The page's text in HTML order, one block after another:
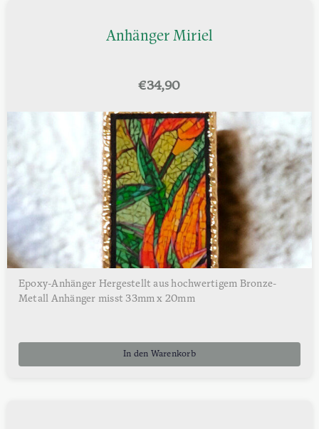
Anhänger Miriel
€34,90
Epoxy-Anhänger Hergestellt aus hochwertigem Bronze-
Metall Anhänger misst 33mm x 20mm
In den Warenkorb